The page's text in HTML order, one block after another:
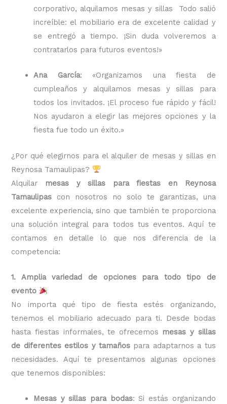
corporativo, alquilamos mesas y sillas Todo salió
increíble: el mobiliario era de excelente calidad y
se entregó a tiempo. ¡Sin duda volveremos a
contratarlos para futuros eventos!»
Ana García: «Organizamos una fiesta de
cumpleaños y alquilamos mesas y sillas para
todos los invitados. ¡El proceso fue rápido y fácil!
Nos ayudaron a elegir las mejores opciones y la
fiesta fue todo un éxito.»
¿Por qué elegirnos para el alquiler de mesas y sillas en
Reynosa Tamaulipas?
Alquilar
mesas y sillas para fiestas en Reynosa
Tamaulipas con nosotros no solo te garantizas, una
excelente experiencia, sino que también te proporciona
una solución integral para todos tus eventos. Aquí te
contamos en detalle lo que nos diferencia de la
competencia:
1. Amplia variedad de opciones para todo tipo de
evento
No importa qué tipo de fiesta estés organizando,
tenemos el mobiliario adecuado para ti. Desde bodas
hasta fiestas informales, te ofrecemos mesas y sillas
de diferentes estilos y tamaños para adaptarnos a tus
necesidades. Aquí te presentamos algunas opciones
que tenemos disponibles:
Mesas y sillas para bodas: Si estás organizando